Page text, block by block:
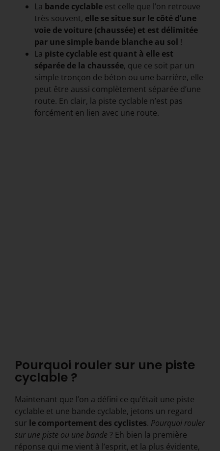
La bande cyclable est celle que l’on retrouve
très souvent, elle se situe sur le côté d’une
voie de voiture (chaussée) et est délimitée
par une simple bande blanche au sol !
La piste cyclable est quant à elle est
séparée de la chaussée, que ce soit par un
simple tronçon de béton ou une barrière, elle
peut être aussi complètement séparée d’une
route. En clair, la piste cyclable n’est pas
forcément en lien avec une route.
Pourquoi rouler sur une piste
cyclable ?
Maintenant que l’on a défini ce qu’était une piste
cyclable et une bande cyclable, jetons un regard
sur le comportement des cyclistes. Pourquoi rouler
sur une piste ou une bande ? Eh bien la première
réponse qui me vient à l’esprit, et la plus évidente,